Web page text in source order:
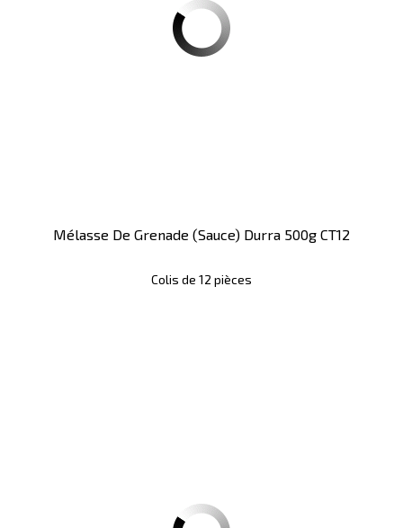
Mélasse De Grenade (sauce) Durra 500g CT12
Colis de 12 pièces